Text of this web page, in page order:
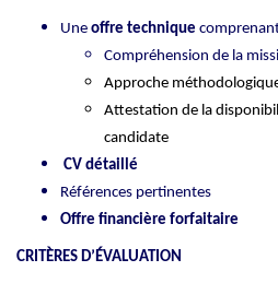
Une offre technique
Compréhension de la
Approche
Attestation de la
candidate
CV détaillé
Références pertinentes
Offre financière forfaitaire
CRITÈRES D’ÉVALUATION